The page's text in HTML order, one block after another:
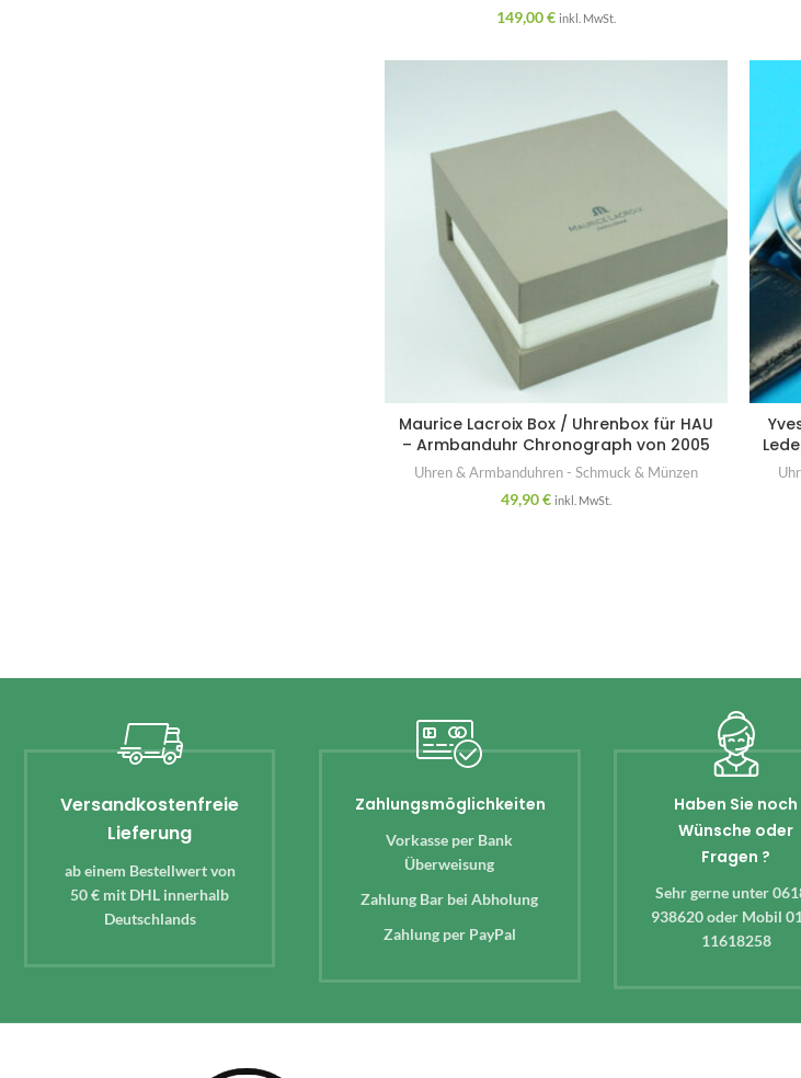
149,00€ inkl. MwSt.
Maurice Lacroix Box / Uhrenbox für HAU
– Armbanduhr Chronograph von 2005
Uhren & Armbanduhren - Schmuck & Münzen
49,90€ inkl. MwSt.
Versandkostenfreie
Lieferung
ab einem Bestellwert von
50 € mit DHL innerhalb
Deutschlands
Zahlungsmöglichkeiten
Vorkasse per Bank
Überweisung
Zahlung Bar bei Abholung
Zahlung per PayPal
Haben Sie noch
Wünsche oder
Fragen ?
Sehr gerne unter
938620 oder Mobil
11618258